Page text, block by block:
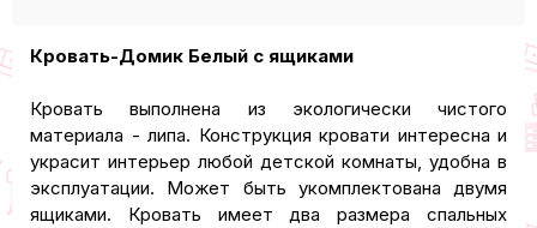
Кровать-Домик Белый с ящиками
Кровать выполнена из экологически чистого
материала - липа. Конструкция кровати интересна и
украсит интерьер любой детской комнаты, удобна в
эксплуатации. Может быть укомплектована двумя
ящиками. Кровать имеет два размера спальных